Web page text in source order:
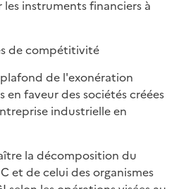
les instruments financiers à
de compétitivité
de l'exonération
faveur des sociétés créées
industrielle en
la décomposition du
et de celui des organismes